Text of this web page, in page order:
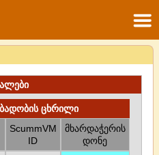
ცხრილი
ScummVM
ID
მხარდაჭერის
დონე